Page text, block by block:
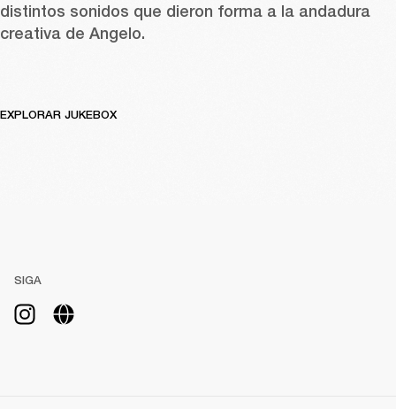
distintos sonidos que dieron forma a la andadura
creativa de Angelo.
EXPLORAR JUKEBOX
SIGA